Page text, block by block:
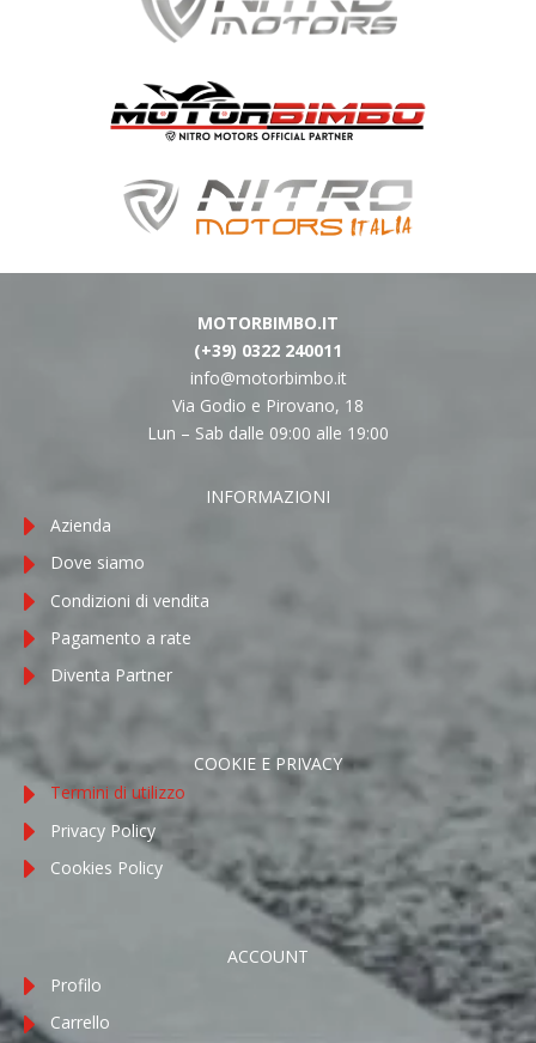
MOTORBIMBO.IT
(+39) 0322 240011
info@motorbimbo.it
Via Godio e Pirovano, 18
Lun – Sab dalle 09:00 alle 19:00
INFORMAZIONI
Azienda
Dove siamo
Condizioni di vendita
Pagamento a rate
Diventa Partner
COOKIE E PRIVACY
Termini di utilizzo
Privacy Policy
Cookies Policy
ACCOUNT
Profilo
Carrello